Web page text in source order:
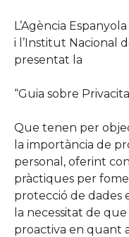
L’Agència
i l’Institut Nacional
presentat la
“Guia sobre
Que tenen per
la importància de
personal, oferint
pràctiques per
protecció de dades
la necessitat de
proactiva en quant